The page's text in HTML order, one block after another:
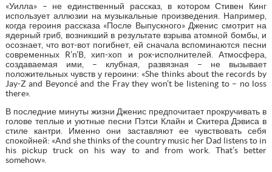
«Уилла» – не единственный рассказ, в котором Стивен Кинг
использует аллюзии на музыкальные произведения. Например,
когда героиня рассказа «После Выпускного» Дженис смотрит на
ядерный гриб, возникший в результате взрыва атомной бомбы, и
осознает, что вот-вот погибнет, ей сначала вспоминаются песни
современных R’n’B, хип-хоп и рок-исполнителей. Атмосфера,
создаваемая ими, – клубная, развязная – не вызывает
положительных чувств у героини: «She thinks about the records by
Jay-Z and Beyoncé and the Fray they won’t be listening to – no loss
there».
В последние минуты жизни Дженис предпочитает прокручивать в
голове теплые и уютные песни Пэтси Клайн и Скитера Дэвиса в
стиле кантри. Именно они заставляют ее чувствовать себя
спокойней: «And she thinks of the country music her Dad listens to in
his pickup truck on his way to and from work. That’s better
somehow».